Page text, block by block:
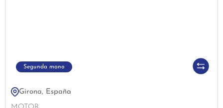
Segunda mano
Girona, España